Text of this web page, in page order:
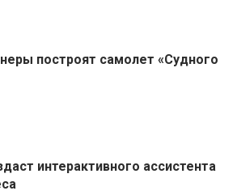
построят самолет «Судного
интерактивного ассистента